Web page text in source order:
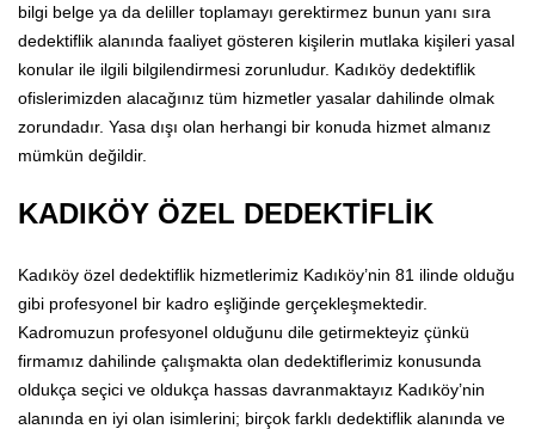
bilgi belge ya da deliller toplamayı gerektirmez bunun yanı sıra
dedektiflik alanında faaliyet gösteren kişilerin mutlaka kişileri yasal
konular ile ilgili bilgilendirmesi zorunludur. Kadıköy dedektiflik
ofislerimizden alacağınız tüm hizmetler yasalar dahilinde olmak
zorundadır. Yasa dışı olan herhangi bir konuda hizmet almanız
mümkün değildir.
KADIKÖY ÖZEL DEDEKTİFLİK
Kadıköy özel dedektiflik hizmetlerimiz Kadıköy’nin 81 ilinde olduğu
gibi profesyonel bir kadro eşliğinde gerçekleşmektedir.
Kadromuzun profesyonel olduğunu dile getirmekteyiz çünkü
firmamız dahilinde çalışmakta olan dedektiflerimiz konusunda
oldukça seçici ve oldukça hassas davranmaktayız Kadıköy’nin
alanında en iyi olan isimlerini; birçok farklı dedektiflik alanında ve